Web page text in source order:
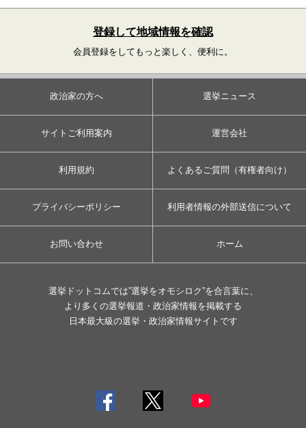
登録して地域情報を確認
会員登録をしてもっと楽しく、便利に。
政治家の方へ 選挙ニュース
サイトご利用案内 運営会社
利用規約 よくあるご質問（有権者向け）
プライバシーポリシー 利用者情報の外部送信について
お問い合わせ ホーム
選挙ドットコムでは”選挙をオモシロク”を合言葉に、
より多くの選挙報道・政治家情報を掲載する
日本最大級の選挙・政治家情報サイトです